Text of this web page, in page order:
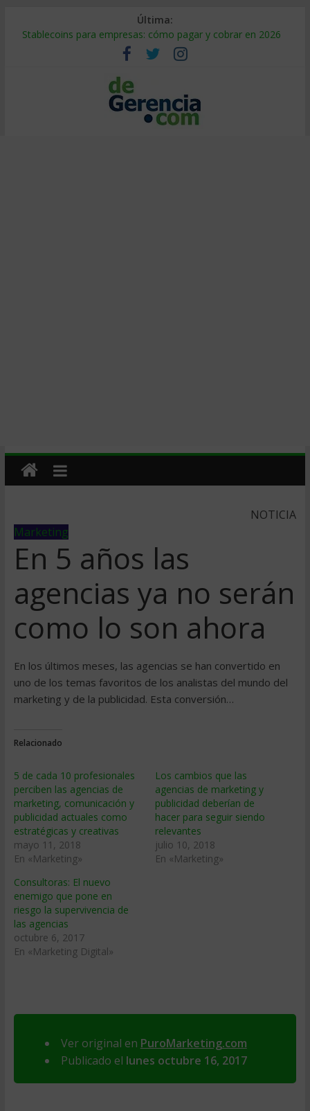
Última:
Stablecoins para empresas: cómo pagar y cobrar en 2026
Despido silencioso: qué es y por qué sale tan caro
IA en selección de personal: cómo auditarla a tiempo
Trabajo forzoso en la cadena de suministro: qué hacer
Mercado hispano de EE. UU.: cómo segmentarlo y venderle
NOTICIA
Marketing
En 5 años las
agencias ya no serán
como lo son ahora
En los últimos meses, las agencias se han convertido en
uno de los temas favoritos de los analistas del mundo del
marketing y de la publicidad. Esta conversión…
Relacionado
5 de cada 10 profesionales
perciben las agencias de
marketing, comunicación y
publicidad actuales como
estratégicas y creativas
mayo 11, 2018
En «Marketing»
Los cambios que las
agencias de marketing y
publicidad deberían de
hacer para seguir siendo
relevantes
julio 10, 2018
En «Marketing»
Consultoras: El nuevo
enemigo que pone en
riesgo la supervivencia de
las agencias
octubre 6, 2017
En «Marketing Digital»
Ver original en PuroMarketing.com
Publicado el lunes octubre 16, 2017